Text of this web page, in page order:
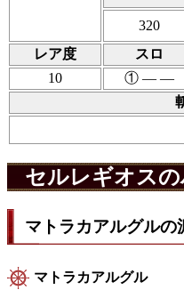
320
レア度
スロ
10
① ― ―
セルレギオス
マトラカアルグルの
マトラカアルグル